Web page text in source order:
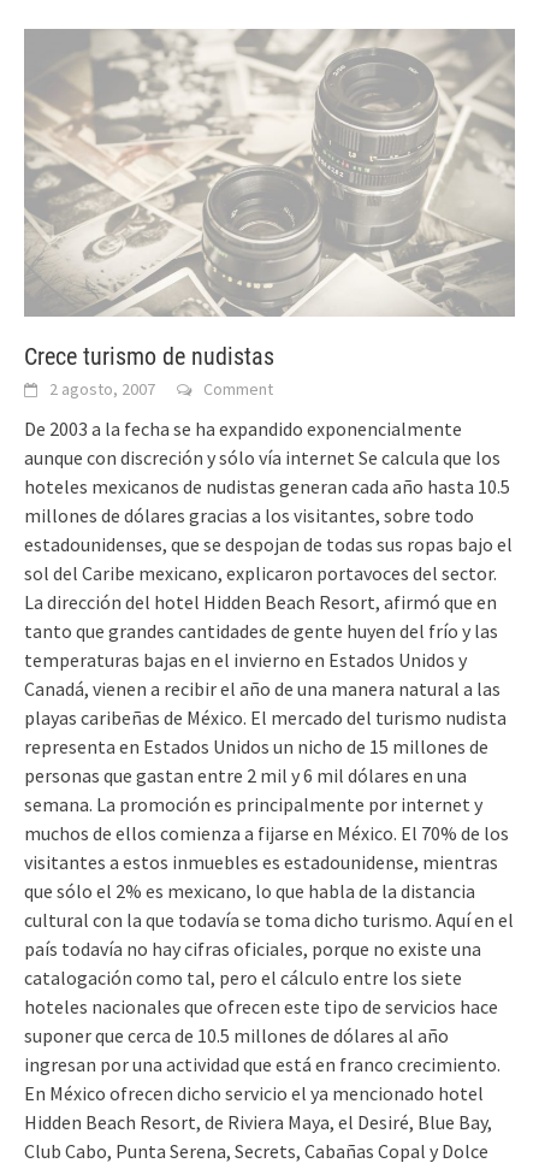
Crece turismo de nudistas
2 agosto, 2007 Comment
De 2003 a la fecha se ha expandido exponencialmente
aunque con discreción y sólo vía internet Se calcula que los
hoteles mexicanos de nudistas generan cada año hasta 10.5
millones de dólares gracias a los visitantes, sobre todo
estadounidenses, que se despojan de todas sus ropas bajo el
sol del Caribe mexicano, explicaron portavoces del sector.
La dirección del hotel Hidden Beach Resort, afirmó que en
tanto que grandes cantidades de gente huyen del frío y las
temperaturas bajas en el invierno en Estados Unidos y
Canadá, vienen a recibir el año de una manera natural a las
playas caribeñas de México. El mercado del turismo nudista
representa en Estados Unidos un nicho de 15 millones de
personas que gastan entre 2 mil y 6 mil dólares en una
semana. La promoción es principalmente por internet y
muchos de ellos comienza a fijarse en México. El 70% de los
visitantes a estos inmuebles es estadounidense, mientras
que sólo el 2% es mexicano, lo que habla de la distancia
cultural con la que todavía se toma dicho turismo. Aquí en el
país todavía no hay cifras oficiales, porque no existe una
catalogación como tal, pero el cálculo entre los siete
hoteles nacionales que ofrecen este tipo de servicios hace
suponer que cerca de 10.5 millones de dólares al año
ingresan por una actividad que está en franco crecimiento.
En México ofrecen dicho servicio el ya mencionado hotel
Hidden Beach Resort, de Riviera Maya, el Desiré, Blue Bay,
Club Cabo, Punta Serena, Secrets, Cabañas Copal y Dolce